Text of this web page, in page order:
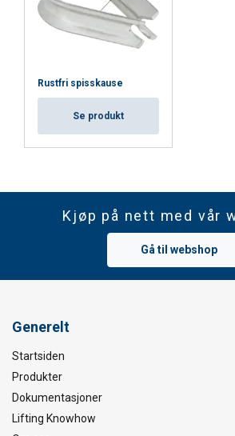
Rustfri spisskause
Se produkt
Kjøp på nett med vår
Gå til webshop
Generelt
Startsiden
Produkter
Dokumentasjoner
Lifting Knowhow